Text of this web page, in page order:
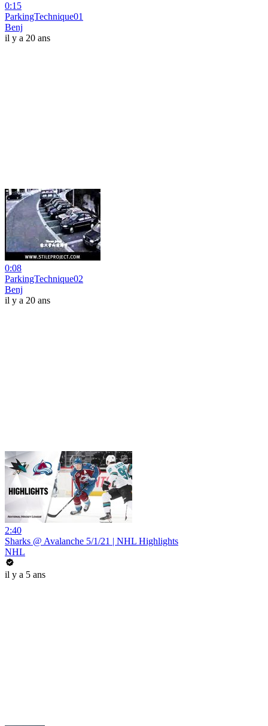
0:15
ParkingTechnique01
Benj
il y a 20 ans
0:08
ParkingTechnique02
Benj
il y a 20 ans
2:40
Sharks @ Avalanche 5/1/21 | NHL Highlights
NHL
il y a 5 ans